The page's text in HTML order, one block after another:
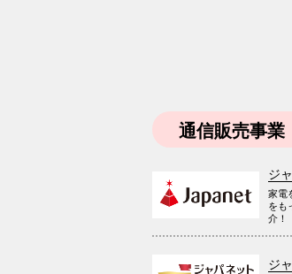
通信販売事業
ジ
家電
をも
介！
ジ